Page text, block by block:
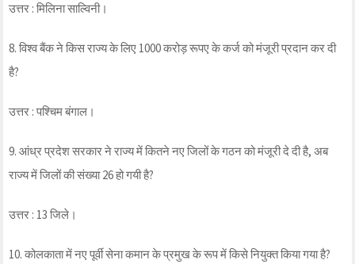
उत्तर : मिलिना साल्विनी।
8. विश्व बैंक ने किस राज्य के लिए 1000 करोड़ रूपए के कर्ज को मंजूरी प्रदान कर दी
है?
उत्तर : पश्चिम बंगाल।
9. आंध्र प्रदेश सरकार ने राज्य में कितने नए जिलों के गठन को मंजूरी दे दी है, अब
राज्य में जिलों की संख्या 26 हो गयी है?
उत्तर : 13 जिले।
10. कोलकाता में नए पूर्वी सेना कमान के प्रमुख के रूप में किसे नियुक्त किया गया है?